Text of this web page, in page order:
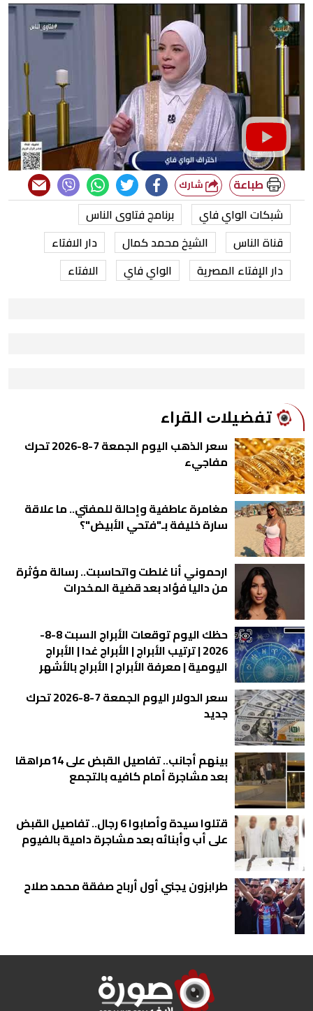
طباعة
شبكات الواي فاي
برنامج فتاوى الناس
قناة الناس
الشيخ محمد كمال
دار الافتاء
دار الإفتاء المصرية
الواي فاي الافتاء
ﺗﻔﻀﻴﻼﺕ اﻟﻘﺮاء
سعر الذهب اليوم الجمعة 7-8-2026 تحرك
مفاجيء
مغامرة عاطفية وإحالة للمفتي.. ما علاقة
سارة خليفة بـ"فتحي الأبيض"؟
ارحموني أنا غلطت واتحاسبت.. رسالة مؤثرة
من داليا فؤاد بعد قضية المخدرات
حظك اليوم توقعات الأبراج السبت 8-8-
2026 | ترتيب الأبراج | الأبراج غدا | الأبراج
اليومية | معرفة الأبراج | الأبراج بالأشهر
سعر الدولار اليوم الجمعة 7-8-2026 تحرك
جديد
بينهم أجانب.. تفاصيل القبض على 14مراهقا
بعد مشاجرة أمام كافيه بالتجمع
قتلوا سيدة وأصابوا 6 رجال.. تفاصيل القبض
على أب وأبنائه بعد مشاجرة دامية بالفيوم
طرابزون يجني أول أرباح صفقة محمد صلاح